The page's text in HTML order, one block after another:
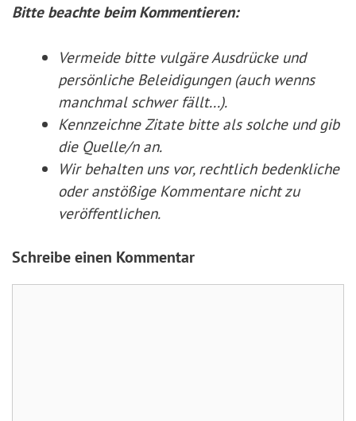
Bitte beachte beim Kommentieren:
Vermeide bitte vulgäre Ausdrücke und
persönliche Beleidigungen (auch wenns
manchmal schwer fällt...).
Kennzeichne Zitate bitte als solche und gib
die Quelle/n an.
Wir behalten uns vor, rechtlich bedenkliche
oder anstößige Kommentare nicht zu
veröffentlichen.
Schreibe einen Kommentar